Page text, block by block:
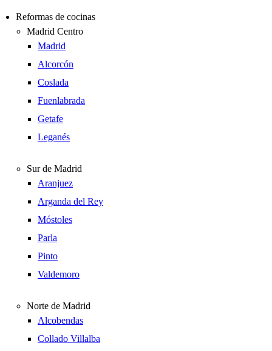
Reformas de cocinas
Madrid Centro
Madrid
Alcorcón
Coslada
Fuenlabrada
Getafe
Leganés
Sur de Madrid
Aranjuez
Arganda del Rey
Móstoles
Parla
Pinto
Valdemoro
Norte de Madrid
Alcobendas
Collado Villalba